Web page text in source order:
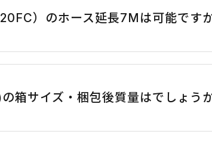
）のホース延長7Mは可能です
箱サイズ・梱包後質量はでしょう